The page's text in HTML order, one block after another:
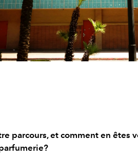
parcours, et comment en êtes